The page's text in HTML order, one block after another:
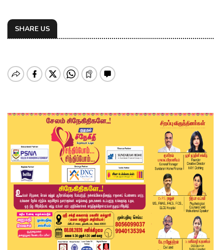
SHARE US